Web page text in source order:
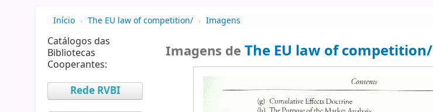
Início › The EU law of competition/ › Imagens
Catálogos das
Bibliotecas
Cooperantes:
Rede RVBI
Imagens deThe EU law of competition/